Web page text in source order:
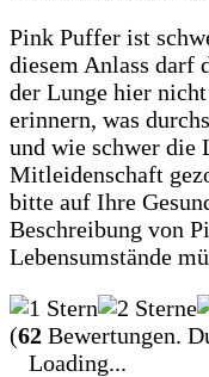
Pink Puffer ist
diesem Anlass darf
der Lunge hier
erinnern, was
und wie schwer die
Mitleidenschaft
bitte auf Ihre
Beschreibung von
Lebensumstände
(62 Bewertungen.
Loading...